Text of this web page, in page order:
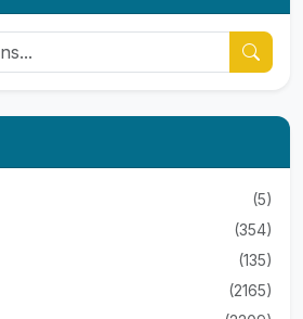
(5)
(354)
(135)
(2165)